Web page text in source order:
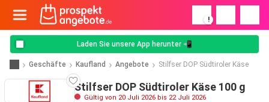
!
Laden Sie unsere App herunter 📲
Geschäfte Kaufland Angebote Stilfser DOP Südtiroler Käse
Stilfser DOP Südtiroler Käse 100 g
Gültig von 20 Juli 2026 bis 22 Juli 2026